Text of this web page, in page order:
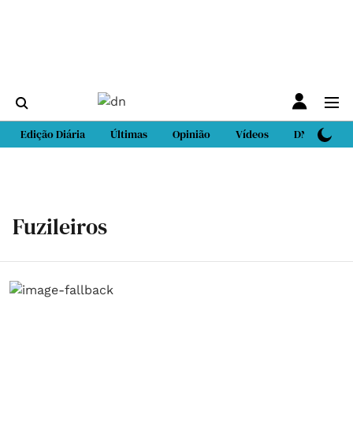
Edição Diária Últimas Opinião Vídeos DN Sport
Fuzileiros